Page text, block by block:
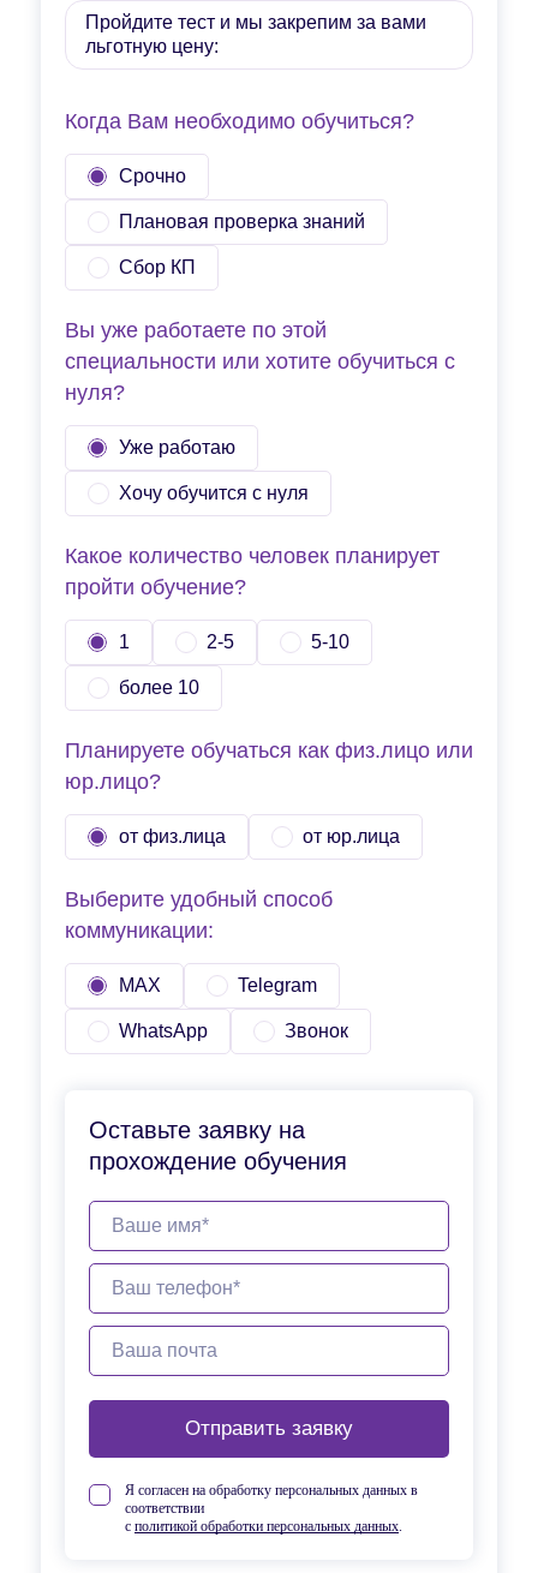
Пройдите тест и мы закрепим за вами
льготную цену:
Когда Вам необходимо обучиться?
Срочно
Плановая проверка знаний
Сбор КП
Вы уже работаете по этой
специальности или хотите обучиться с
нуля?
Уже работаю
Хочу обучится с нуля
Какое количество человек планирует
пройти обучение?
1 2-5 5-10
более 10
Планируете обучаться как физ.лицо или
юр.лицо?
от физ.лица от юр.лица
Выберите удобный способ
коммуникации:
MAX Telegram
WhatsApp Звонок
Оставьте заявку на
прохождение обучения
Отправить заявку
Я согласен на обработку персональных данных в
соответствии
с политикой обработки персональных данных